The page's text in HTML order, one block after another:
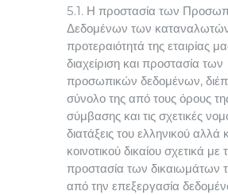
5.1. Η προστασία των
Δεδομένων των καταναλωτών
προτεραιότητά της εταιρίας
διαχείριση και προστασία των
προσωπικών δεδομένων,
σύνολο της από τους όρους
σύμβασης και τις σχετικές
διατάξεις του ελληνικού αλλά
κοινοτικού δικαίου σχετικά με
προστασία των δικαιωμάτων
από την επεξεργασία